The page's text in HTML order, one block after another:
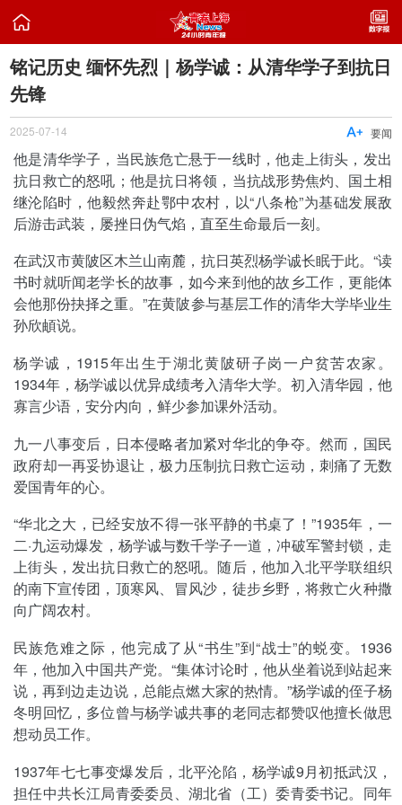

铭记历史 缅怀先烈｜杨学诚：从清华学子到抗日
先锋
2025-07-14 要闻

他是清华学子，当民族危亡悬于一线时，他走上街头，发出
抗日救亡的怒吼；他是抗日将领，当抗战形势焦灼、国土相
继沦陷时，他毅然奔赴鄂中农村，以“八条枪”为基础发展敌
后游击武装，屡挫日伪气焰，直至生命最后一刻。
在武汉市黄陂区木兰山南麓，抗日英烈杨学诚长眠于此。“读
书时就听闻老学长的故事，如今来到他的故乡工作，更能体
会他那份抉择之重。”在黄陂参与基层工作的清华大学毕业生
孙欣頔说。
杨学诚，1915年出生于湖北黄陂研子岗一户贫苦农家。
1934年，杨学诚以优异成绩考入清华大学。初入清华园，他
寡言少语，安分内向，鲜少参加课外活动。
九一八事变后，日本侵略者加紧对华北的争夺。然而，国民
政府却一再妥协退让，极力压制抗日救亡运动，刺痛了无数
爱国青年的心。
“华北之大，已经安放不得一张平静的书桌了！”1935年，一
二·九运动爆发，杨学诚与数千学子一道，冲破军警封锁，走
上街头，发出抗日救亡的怒吼。随后，他加入北平学联组织
的南下宣传团，顶寒风、冒风沙，徒步乡野，将救亡火种撒
向广阔农村。
民族危难之际，他完成了从“书生”到“战士”的蜕变。1936
年，他加入中国共产党。“集体讨论时，他从坐着说到站起来
说，再到边走边说，总能点燃大家的热情。”杨学诚的侄子杨
冬明回忆，多位曾与杨学诚共事的老同志都赞叹他擅长做思
想动员工作。
1937年七七事变爆发后，北平沦陷，杨学诚9月初抵武汉，
担任中共长江局青委委员、湖北省（工）委青委书记。同年